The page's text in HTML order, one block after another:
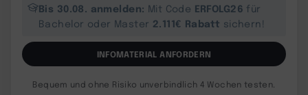
Bis 30.08. anmelden: Mit Code ERFOLG26 für
Bachelor oder Master 2.111€ Rabatt sichern!
INFOMATERIAL ANFORDERN
Bequem und ohne Risiko unverbindlich 4 Wochen testen.